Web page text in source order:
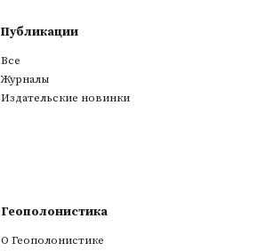
Публикации
Все
Журналы
Издательские новинки
Геополонистика
О Геополонистике